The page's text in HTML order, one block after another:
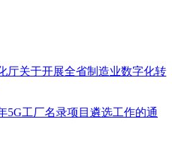
厅关于开展全省制造业数字化转
5G工厂名录项目遴选工作的通